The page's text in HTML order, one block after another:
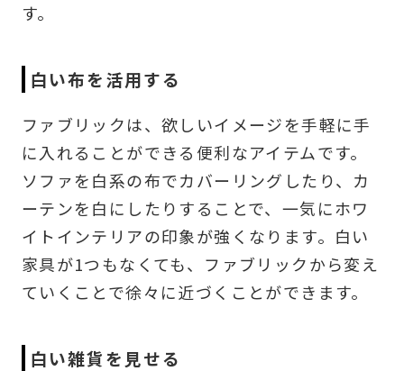
す。
白い布を活用する
ファブリックは、欲しいイメージを手軽に手
に入れることができる便利なアイテムです。
ソファを白系の布でカバーリングしたり、カ
ーテンを白にしたりすることで、一気にホワ
イトインテリアの印象が強くなります。白い
家具が1つもなくても、ファブリックから変え
ていくことで徐々に近づくことができます。
白い雑貨を見せる